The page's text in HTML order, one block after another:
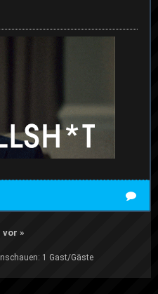
vor »
1 Gast/Gäste